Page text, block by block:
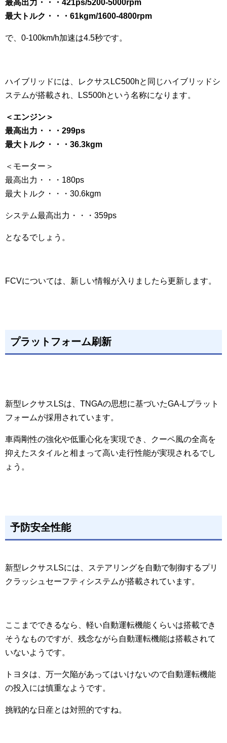
最高出力・・・421ps/5200-5000rpm
最大トルク・・・61kgm/1600-4800rpm
で、0-100km/h加速は4.5秒です。
ハイブリッドには、レクサスLC500hと同じハイブリッドシ
ステムが搭載され、LS500hという名称になります。
＜エンジン＞
最高出力・・・299ps
最大トルク・・・36.3kgm
＜モーター＞
最高出力・・・180ps
最大トルク・・・30.6kgm
システム最高出力・・・359ps
となるでしょう。
FCVについては、新しい情報が入りましたら更新します。
プラットフォーム刷新
新型レクサスLSは、TNGAの思想に基づいたGA-Lプラット
フォームが採用されています。
車両剛性の強化や低重心化を実現でき、クーペ風の全高を
抑えたスタイルと相まって高い走行性能が実現されるでし
ょう。
予防安全性能
新型レクサスLSには、ステアリングを自動で制御するプリ
クラッシュセーフティシステムが搭載されています。
ここまでできるなら、軽い自動運転機能くらいは搭載でき
そうなものですが、残念ながら自動運転機能は搭載されて
いないようです。
トヨタは、万一欠陥があってはいけないので自動運転機能
の投入には慎重なようです。
挑戦的な日産とは対照的ですね。